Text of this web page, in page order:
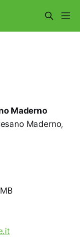
Maderno
Maderno,